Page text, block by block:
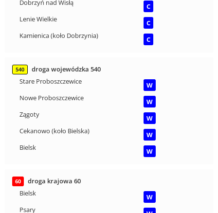
Dobrzyń nad Wisłą
C
Lenie Wielkie
C
Kamienica (koło Dobrzynia)
C
540
droga wojewódzka 540
Stare Proboszczewice
W
Nowe Proboszczewice
W
Zągoty
W
Cekanowo (koło Bielska)
W
Bielsk
W
60
droga krajowa 60
Bielsk
W
Psary